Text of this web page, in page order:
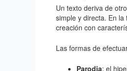
Un texto deriva de
simple y directa. En
creación con
Las formas de
Parodia: el